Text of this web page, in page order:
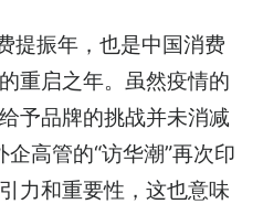
提振年，也是中国消费
重启之年。虽然疫情的
予品牌的挑战并未消减
高管的“访华潮”再次印
力和重要性，这也意味